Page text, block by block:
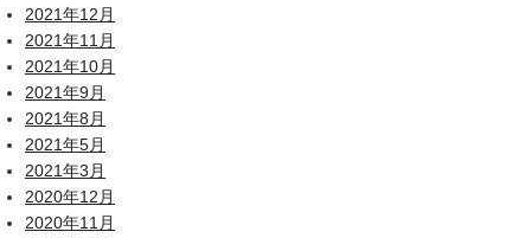
2021年12月
2021年11月
2021年10月
2021年9月
2021年8月
2021年5月
2021年3月
2020年12月
2020年11月